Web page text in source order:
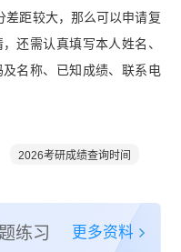
差距较大，那么可以申请复
还需认真填写本人姓名、
名称、已知成绩、联系电
2026考研成绩查询时间
练习 更多资料